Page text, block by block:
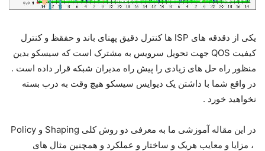
یکی از دقدقه های ISP ها کنترل دقیق پهنای باند و حفقظ و کنترل
کیفیت QOS جهت تحویل سرویس به مشترک است که سیسکو بدین
منظور راه حل های زیادی را پیش راه مدیران شبکه قرار داده است .
در واقع شما با داشتن یک دیوایس سیسکو هیچ وقت به درب بسته
نخواهید خورد .
در این مقاله آموزشی ما به معرفی دو روش کلی Shaping و Policy
، مزایا و معایب هریک و ساختار و عملکرد و همچنین مثال های